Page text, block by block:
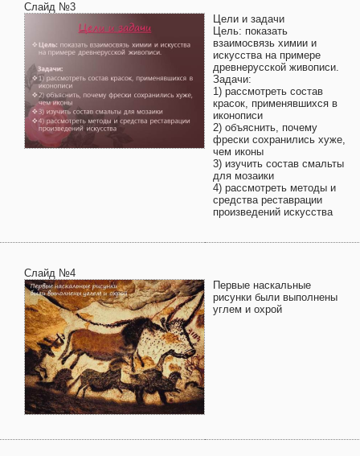
Слайд №3
Цели и задачи
Цель: показать
взаимосвязь химии и
искусства на примере
древнерусской живописи.
Задачи:
1) рассмотреть состав
красок, применявшихся в
иконописи
2) объяснить, почему
фрески сохранились хуже,
чем иконы
3) изучить состав смальты
для мозаики
4) рассмотреть методы и
средства реставрации
произведений искусства
Слайд №4
Первые наскальные
рисунки были выполнены
углем и охрой